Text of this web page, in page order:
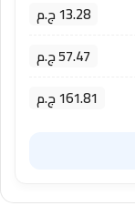
13.28 ج.م
57.47 ج.م
161.81 ج.م